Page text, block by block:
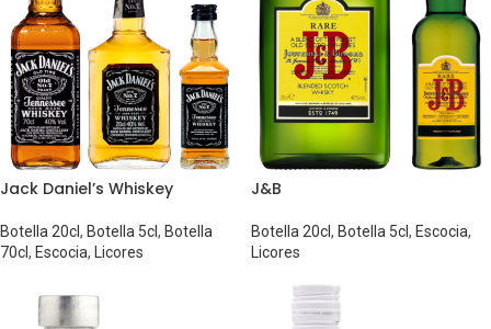
Jack Daniel’s Whiskey
Botella 20cl, Botella 5cl, Botella
70cl, Escocia, Licores
J&B
Botella 20cl, Botella 5cl, Escocia,
Licores